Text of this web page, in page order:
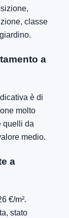
classe
a
è di
molto
quelli da
medio.
a
€/m².
stato